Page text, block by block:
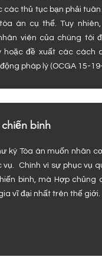
các thủ tục bạn phải
án cụ thể. Tuy
viên của chúng tôi
hoặc đề xuất các cách
pháp lý (OCGA 15-
binh
ký Tòa án muốn nhân
vụ. Chính vì sự phục vụ
binh, mà Hợp chủng
vĩ đại nhất trên thế giới.